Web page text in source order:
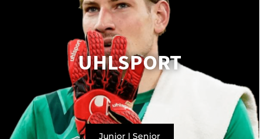
UHLSPORT
Junior | Senior